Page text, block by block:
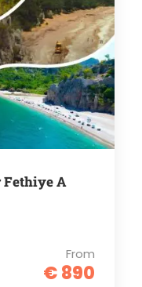
Fethiye A
From
€ 890